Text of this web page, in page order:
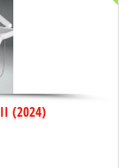
(2024)